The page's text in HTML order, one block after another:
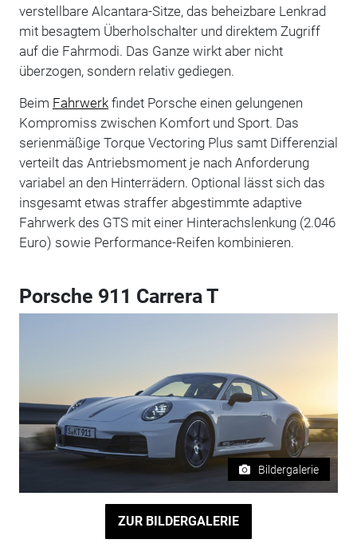
verstellbare Alcantara-Sitze, das beheizbare Lenkrad
mit besagtem Überholschalter und direktem Zugriff
auf die Fahrmodi. Das Ganze wirkt aber nicht
überzogen, sondern relativ gediegen.
Beim Fahrwerkfindet Porsche einen gelungenen
Kompromiss zwischen Komfort und Sport. Das
serienmäßige Torque Vectoring Plus samt Differenzial
verteilt das Antriebsmoment je nach Anforderung
variabel an den Hinterrädern. Optional lässt sich das
insgesamt etwas straffer abgestimmte adaptive
Fahrwerk des GTS mit einer Hinterachslenkung (2.046
Euro) sowie Performance-Reifen kombinieren.
Porsche 911 Carrera T
Bildergalerie
ZUR BILDERGALERIE